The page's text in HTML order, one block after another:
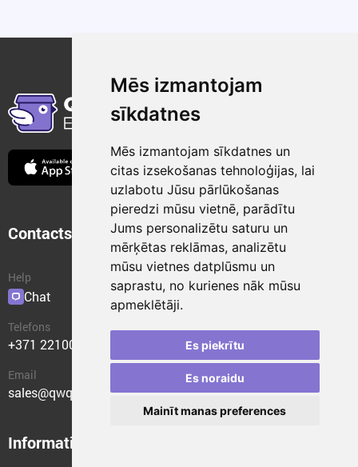
Mēs izmantojam
sīkdatnes
Mēs izmantojam sīkdatnes un
citas izsekošanas tehnoloģijas, lai
uzlabotu Jūsu pārlūkošanas
pieredzi mūsu vietnē, parādītu
Jums personalizētu saturu un
mērķētas reklāmas, analizētu
mūsu vietnes datplūsmu un
saprastu, no kurienes nāk mūsu
apmeklētāji.
Es piekrītu
Es noraidu
Mainīt manas preferences
Contacts
Help
Chat
Telefons
+371 22100400
Email
sales@qwqer.eu
Integration
API
Information